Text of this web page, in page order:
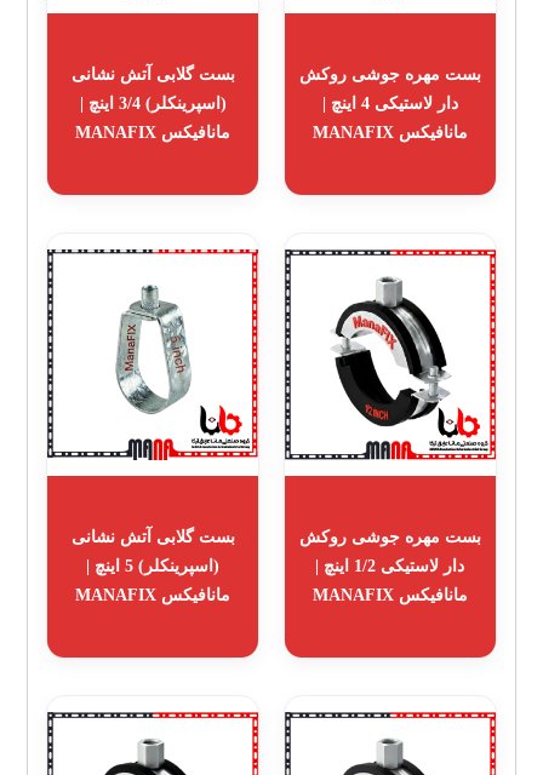
بست مهره جوشی روکش
دار لاستیکی 4 اینچ |
مانافیکس MANAFIX
بست گلابی آتش نشانی
(اسپرینکلر) 3/4 اینچ |
مانافیکس MANAFIX
بست مهره جوشی روکش
دار لاستیکی 1/2 اینچ |
مانافیکس MANAFIX
بست گلابی آتش نشانی
(اسپرینکلر) 5 اینچ |
مانافیکس MANAFIX